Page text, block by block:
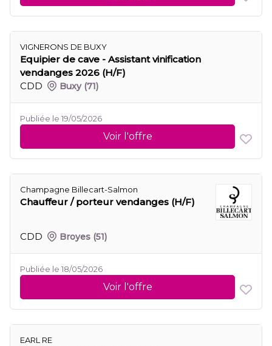
VIGNERONS DE BUXY
Equipier de cave - Assistant vinification
vendanges 2026 (H/F)
CDD
Buxy (71)
Publiée le 19/05/2026
Voir l'offre
Champagne Billecart-Salmon
Chauffeur / porteur vendanges (H/F)
CDD Broyes (51)
Publiée le 18/05/2026
Voir l'offre
EARL RE